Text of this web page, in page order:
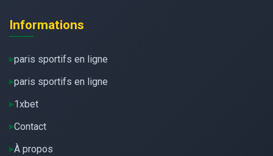
Informations
paris sportifs en ligne
paris sportifs en ligne
1xbet
Contact
À propos